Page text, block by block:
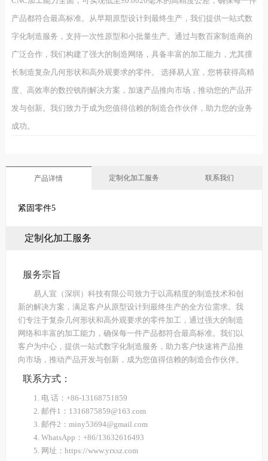
产品都符合最高标准。从早期原型设计到最终生产，我们提供一站式数
字化制造服务，支持一次性原型和小批量生产。通过与数百家制造商的
广泛合作，我们构建了强大的制造网络，具备丰富的加工能力，尤其擅
长制造复杂几何形状和高外观要求的零件。 选择易人宣，您将获得高精
度、高效率的数控铣削解决方案，加速产品推向市场，推动您的产品开
发与创新。我们致力于成为您值得信赖的制造合作伙伴，助力您的业务
成功。
产品详情 定制化加工服务 联系我们
紧固零件5
定制化加工服务
服务宗旨
易人宣（深圳）科技有限公司致力于以高精度的制造技术和创
新的解决方案，满足客户从原型设计到最终生产的全方位需求。我
们专注于复杂几何形状和高外观要求的零件加工，通过强大的制造
网络和丰富的加工能力，确保每一件产品都符合最高标准。我们以
客户为中心，提供一站式数字化制造服务，助力客户快速将产品推
向市场，推动产品开发与创新，成为您值得信赖的制造合作伙伴。
联系方式：
1. 电 话：+86-13168751859
2. 邮件1：1316875859@163.com
3. 邮件2：miny53694@gmail.com
4. WhatsApp：+86/13632616493
5. 网址：https://www.yrxsz.com